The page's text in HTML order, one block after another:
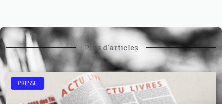
Plus d'articles
PRESSE